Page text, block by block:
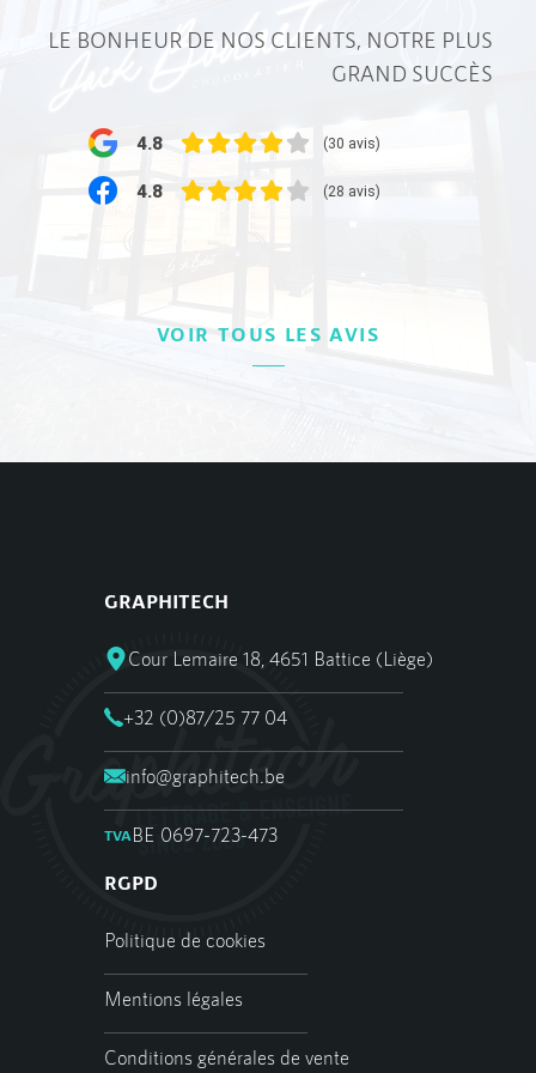
LE BONHEUR DE NOS CLIENTS, NOTRE PLUS
GRAND SUCCÈS
4.8 (30 avis)
4.8 (28 avis)
VOIR TOUS LES AVIS
GRAPHITECH
Cour Lemaire 18, 4651 Battice (Liège)
+32 (0)87/25 77 04
info@graphitech.be
TVABE 0697-723-473
MENU
Accueil
Graphitech Lettrage & Enseigne
Nos services
Réalisations
News
Contact
RGPD
Politique de cookies
Mentions légales
Conditions générales de vente